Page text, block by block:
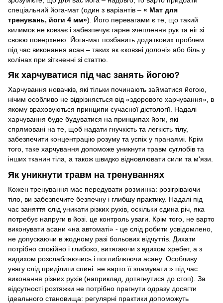
спеціальний йога-мат (один з варіантів – « Мат для
тренувань, йоги 4 мм»). Його перевагами є те, що такий
килимок не ковзає і забезпечує гарне зчеплення рук та ніг зі
своєю поверхнею. Йога-мат позбавить додаткових проблем
під час виконання асан – таких як «ковзні долоні» або біль у
колінах при зіткненні зі статтю.
Як харчуватися під час занять йогою?
Харчування новачків, які тільки починають займатися йогою,
нічим особливо не відрізняється від «здорового харчування», в
якому враховуються принципи сучасної дієтології. Надалі
харчування буде будуватися на принципах йоги, які
спрямовані на те, щоб надати гнучкість та легкість тілу,
забезпечити концентрацію розуму та успіх у пранаямі. Крім
того, таке харчування допоможе уникнути травм суглобів та
інших тканин тіла, а також швидко відновлювати сили та м'язи.
Як уникнути травм на тренуваннях
Кожен тренування має передувати розминка: розігріваючи
тіло, ви забезпечите безпечну і глибшу практику. Надалі під
час заняття слід уникати різких рухів, оскільки єдина річ, яка
потребує напруги в йозі. це контроль уваги. Крім того, не варто
виконувати асани «на автоматі» - це слід робити усвідомлено,
не допускаючи в жодному разі больових відчуттів. Дихати
потрібно спокійно і глибоко, витягаючи з вдихом хребет, а з
видихом розслабляючись і поглиблюючи асану. Особливу
увагу слід приділити спині: не варто її зламувати » під час
виконання різних рухів (наприклад, дотягнутися до стоп). За
відсутності розтяжки не потрібно прагнути одразу досягти
ідеального становища: регулярні практики допоможуть